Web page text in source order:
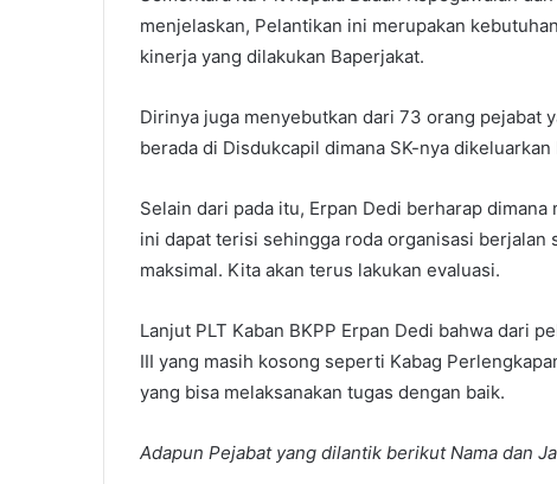
menjelaskan, Pelantikan ini merupakan
kinerja yang dilakukan Baperjakat.
Dirinya juga menyebutkan dari 73 orang pejabat
berada di Disdukcapil dimana SK-nya dikeluarkan
Selain dari pada itu, Erpan Dedi berharap
ini dapat terisi sehingga roda organisasi
maksimal. Kita akan terus lakukan evaluasi.
Lanjut PLT Kaban BKPP Erpan Dedi bahwa dari
III yang masih kosong seperti Kabag
yang bisa melaksanakan tugas dengan baik.
Adapun Pejabat yang dilantik berikut Nama dan